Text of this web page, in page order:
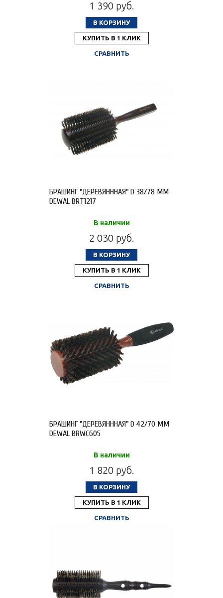
1 390 руб.
В КОРЗИНУ
КУПИТЬ В 1 КЛИК
СРАВНИТЬ
БРАШИНГ "ДЕРЕВЯНННАЯ" D 38/78 ММ
DEWAL BRT1217
В наличии
2 030 руб.
В КОРЗИНУ
КУПИТЬ В 1 КЛИК
СРАВНИТЬ
БРАШИНГ "ДЕРЕВЯНННАЯ" D 42/70 ММ
DEWAL BRWC605
В наличии
1 820 руб.
В КОРЗИНУ
КУПИТЬ В 1 КЛИК
СРАВНИТЬ